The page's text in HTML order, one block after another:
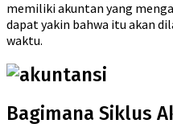
memiliki akuntan yang
dapat yakin bahwa itu akan
waktu.
Bagimana Siklus